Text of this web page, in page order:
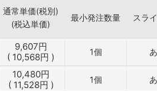
通常単価(税別)
(税込単価)
最小発注数量 スラ
9,607円
( 10,568円 ) 1個
10,480円
( 11,528円 ) 1個